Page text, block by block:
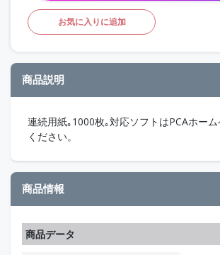
お気に入りに追加
商品説明
連続用紙｡1000枚｡対応ソフトはPCAホー
ください。
商品情報
商品データ